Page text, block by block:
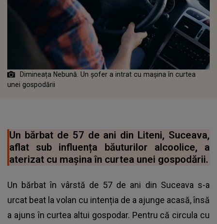
Dimineața Nebună. Un șofer a intrat cu mașina în curtea
unei gospodării
Un bărbat de 57 de ani din Liteni, Suceava,
aflat sub influența băuturilor alcoolice, a
aterizat cu mașina în curtea unei gospodării.
Un bărbat în vârstă de 57 de ani din Suceava s-a
urcat beat la volan cu intenția de a ajunge acasă, însă
a ajuns în curtea altui gospodar. Pentru că circula cu